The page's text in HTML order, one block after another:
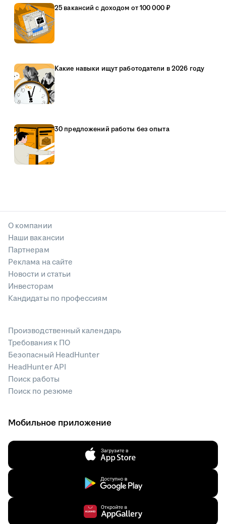
25 вакансий с доходом от 100 000 ₽
Какие навыки ищут работодатели в 2026 году
30 предложений работы без опыта
О компании
Наши вакансии
Партнерам
Реклама на сайте
Новости и статьи
Инвесторам
Кандидаты по профессиям
Производственный календарь
Требования к ПО
Безопасный HeadHunter
HeadHunter API
Поиск работы
Поиск по резюме
Мобильное приложение